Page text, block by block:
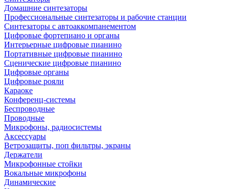
Домашние синтезаторы
Профессиональные синтезаторы и рабочие станции
Синтезаторы с автоаккомпанементом
Цифровые фортепиано и органы
Интерьерные цифровые пианино
Портативные цифровые пианино
Сценические цифровые пианино
Цифровые органы
Цифровые рояли
Караоке
Конференц-системы
Беспроводные
Проводные
Микрофоны, радиосистемы
Аксессуары
Ветрозащиты, поп фильтры, экраны
Держатели
Микрофонные стойки
Вокальные микрофоны
Динамические